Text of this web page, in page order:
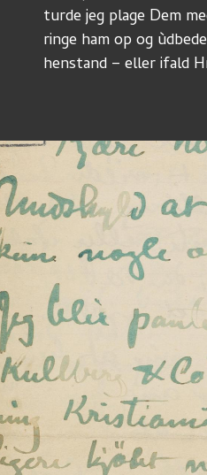
turde jeg plage Dem
ringe ham op og
henstand – eller ifald